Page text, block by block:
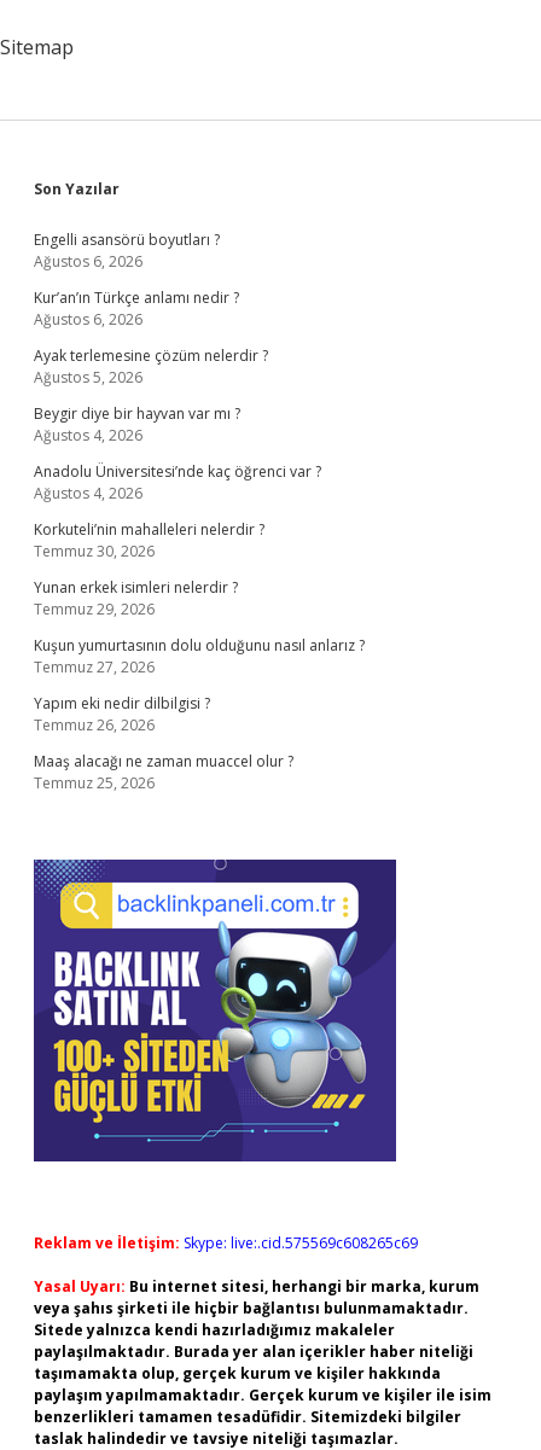
Sitemap
Sidebar
Son Yazılar
Engelli asansörü boyutları ?
Ağustos 6, 2026
Kur’an’ın Türkçe anlamı nedir ?
Ağustos 6, 2026
Ayak terlemesine çözüm nelerdir ?
Ağustos 5, 2026
Beygir diye bir hayvan var mı ?
Ağustos 4, 2026
Anadolu Üniversitesi’nde kaç öğrenci var ?
Ağustos 4, 2026
Korkuteli’nin mahalleleri nelerdir ?
Temmuz 30, 2026
Yunan erkek isimleri nelerdir ?
Temmuz 29, 2026
Kuşun yumurtasının dolu olduğunu nasıl anlarız ?
Temmuz 27, 2026
Yapım eki nedir dilbilgisi ?
Temmuz 26, 2026
Maaş alacağı ne zaman muaccel olur ?
Temmuz 25, 2026
Reklam ve İletişim: Skype: live:.cid.575569c608265c69
Yasal Uyarı: Bu internet sitesi, herhangi bir marka, kurum
veya şahıs şirketi ile hiçbir bağlantısı bulunmamaktadır.
Sitede yalnızca kendi hazırladığımız makaleler
paylaşılmaktadır. Burada yer alan içerikler haber niteliği
taşımamakta olup, gerçek kurum ve kişiler hakkında
paylaşım yapılmamaktadır. Gerçek kurum ve kişiler ile isim
benzerlikleri tamamen tesadüfidir. Sitemizdeki bilgiler
taslak halindedir ve tavsiye niteliği taşımazlar.